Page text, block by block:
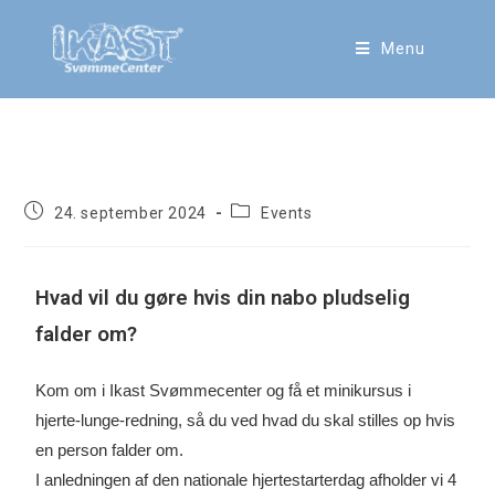
Menu
24. september 2024 Events
Hvad vil du gøre hvis din nabo pludselig
falder om?
Kom om i Ikast Svømmecenter og få et minikursus i
hjerte-lunge-redning, så du ved hvad du skal stilles op hvis
en person falder om.
I anledningen af den nationale hjertestarterdag afholder vi 4